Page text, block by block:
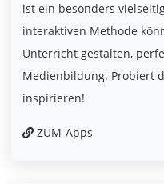
ist ein besonders
interaktiven Methode
Unterricht gestalten,
Medienbildung. Probiert
inspirieren!
ZUM-Apps